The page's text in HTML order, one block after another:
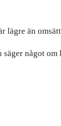
lägre än
något